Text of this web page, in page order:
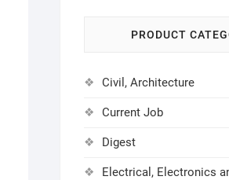
PRODUCT
Civil, Architecture
Current Job
Digest
Electrical, Electronics